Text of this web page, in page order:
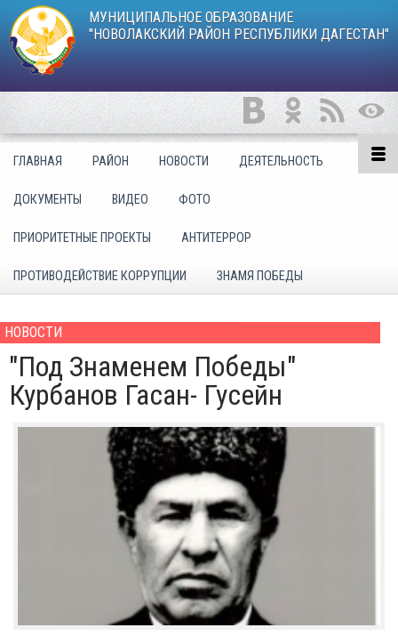
МУНИЦИПАЛЬНОЕ ОБРАЗОВАНИЕ
"НОВОЛАКСКИЙ РАЙОН РЕСПУБЛИКИ ДАГЕСТАН"
ГЛАВНАЯ РАЙОН НОВОСТИ ДЕЯТЕЛЬНОСТЬ
ДОКУМЕНТЫ ВИДЕО ФОТО
ПРИОРИТЕТНЫЕ ПРОЕКТЫ АНТИТЕРРОР
ПРОТИВОДЕЙСТВИЕ КОРРУПЦИИ ЗНАМЯ ПОБЕДЫ
НОВОСТИ
"Под Знаменем Победы"
Курбанов Гасан- Гусейн